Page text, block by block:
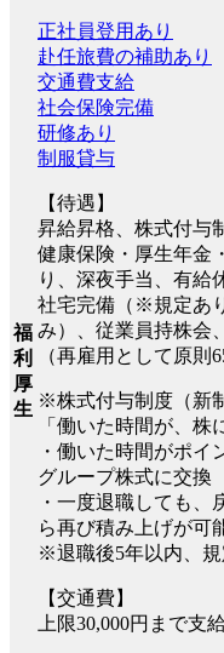
福
利
厚
生
正社員登用あり
赴任旅費の補助あり
交通費支給
社会保険完備
研修あり
制服貸与
【待遇】
昇給昇格、株式付与
健康保険・厚生年金
り、深夜手当、有給
社宅完備（※規定あ
み）、従業員持株会
（再雇用として原則
※株式付与制度（新
「働いた時間が、株
・働いた時間がポ
グループ株式に交換
・一度退職しても
ら再び積み上げが可
※退職後5年以内、規
【交通費】
上限30,000円まで支